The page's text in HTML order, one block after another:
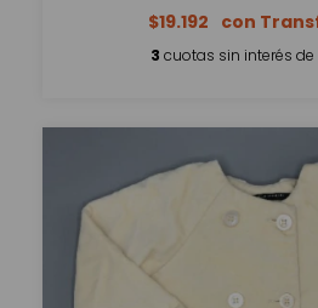
$19.192
3 cuotas sin interés de